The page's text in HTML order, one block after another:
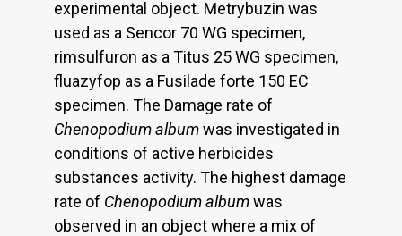
experimental object. Metrybuzin was
used as a Sencor 70 WG specimen,
rimsulfuron as a Titus 25 WG specimen,
fluazyfop as a Fusilade forte 150 EC
specimen. The Damage rate of
Chenopodium albumwas investigated in
conditions of active herbicides
substances activity. The highest damage
rate of Chenopodium albumwas
observed in an object where a mix of